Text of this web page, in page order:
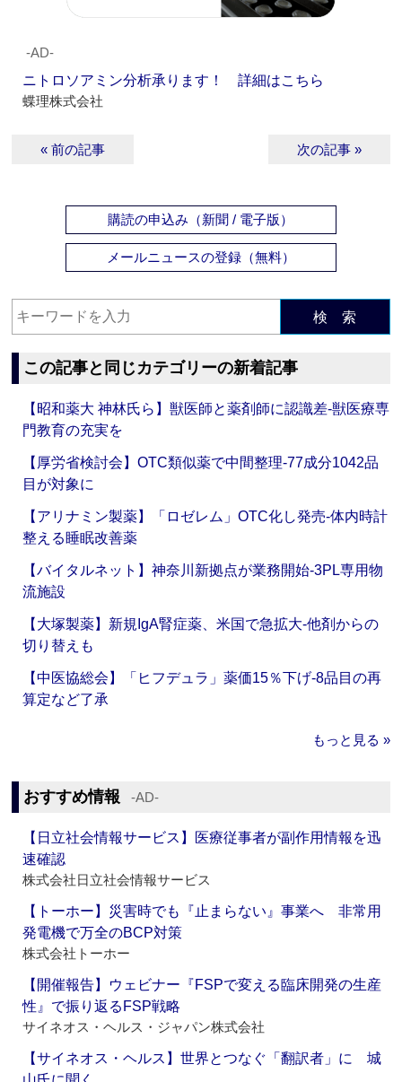
‐AD‐
ニトロソアミン分析承ります！ 詳細はこちら
蝶理株式会社
« 前の記事 次の記事 »
購読の申込み（新聞 / 電子版）
メールニュースの登録（無料）
検 索
この記事と同じカテゴリーの新着記事
【昭和薬大 神林氏ら】獣医師と薬剤師に認識差‐獣医療専
門教育の充実を
【厚労省検討会】OTC類似薬で中間整理‐77成分1042品
目が対象に
【アリナミン製薬】「ロゼレム」OTC化し発売‐体内時計
整える睡眠改善薬
【バイタルネット】神奈川新拠点が業務開始‐3PL専用物
流施設
【大塚製薬】新規IgA腎症薬、米国で急拡大‐他剤からの
切り替えも
【中医協総会】「ヒフデュラ」薬価15％下げ‐8品目の再
算定など了承
もっと見る »
おすすめ情報 ‐AD‐
【日立社会情報サービス】医療従事者が副作用情報を迅
速確認
株式会社日立社会情報サービス
【トーホー】災害時でも『止まらない』事業へ 非常用
発電機で万全のBCP対策
株式会社トーホー
【開催報告】ウェビナー『FSPで変える臨床開発の生産
性』で振り返るFSP戦略
サイネオス・ヘルス・ジャパン株式会社
【サイネオス・ヘルス】世界とつなぐ「翻訳者」に 城